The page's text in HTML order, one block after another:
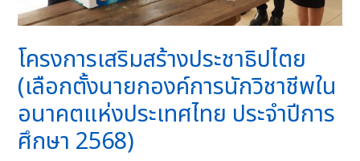
โครงการเสริมสร้างประชาธิปไตย
(เลือกตั้งนายกองค์การนักวิชาชีพใน
อนาคตแห่งประเทศไทย ประจำปีการ
ศึกษา 2568)